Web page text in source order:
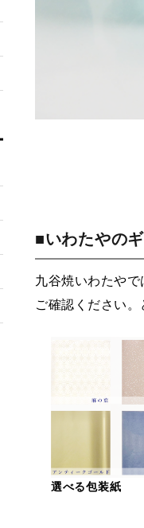
■いわたやの
九谷焼いわたや
ご確認ください。
選べる包装紙